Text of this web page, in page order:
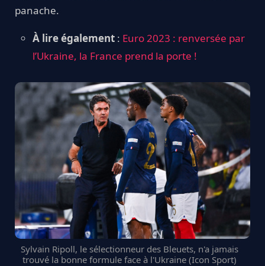
panache.
À lire également : Euro 2023 : renversée par
l’Ukraine, la France prend la porte !
Sylvain Ripoll, le sélectionneur des Bleuets, n'a jamais
trouvé la bonne formule face à l'Ukraine (Icon Sport)